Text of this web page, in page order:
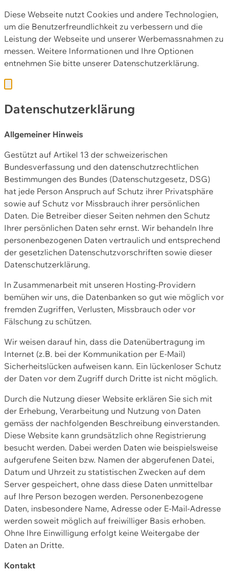
Diese Webseite nutzt Cookies und andere Technologien,
um die Benutzerfreundlichkeit zu verbessern und die
Leistung der Webseite und unserer Werbemassnahmen zu
messen. Weitere Informationen und Ihre Optionen
entnehmen Sie bitte unserer Datenschutzerklärung.
Datenschutzerklärung
Allgemeiner Hinweis
Gestützt auf Artikel 13 der schweizerischen
Bundesverfassung und den datenschutzrechtlichen
Bestimmungen des Bundes (Datenschutzgesetz, DSG)
hat jede Person Anspruch auf Schutz ihrer Privatsphäre
sowie auf Schutz vor Missbrauch ihrer persönlichen
Daten. Die Betreiber dieser Seiten nehmen den Schutz
Ihrer persönlichen Daten sehr ernst. Wir behandeln Ihre
personenbezogenen Daten vertraulich und entsprechend
der gesetzlichen Datenschutzvorschriften sowie dieser
Datenschutzerklärung.
In Zusammenarbeit mit unseren Hosting-Providern
bemühen wir uns, die Datenbanken so gut wie möglich vor
fremden Zugriffen, Verlusten, Missbrauch oder vor
Fälschung zu schützen.
Wir weisen darauf hin, dass die Datenübertragung im
Internet (z.B. bei der Kommunikation per E-Mail)
Sicherheitslücken aufweisen kann. Ein lückenloser Schutz
der Daten vor dem Zugriff durch Dritte ist nicht möglich.
Durch die Nutzung dieser Website erklären Sie sich mit
der Erhebung, Verarbeitung und Nutzung von Daten
gemäss der nachfolgenden Beschreibung einverstanden.
Diese Website kann grundsätzlich ohne Registrierung
besucht werden. Dabei werden Daten wie beispielsweise
aufgerufene Seiten bzw. Namen der abgerufenen Datei,
Datum und Uhrzeit zu statistischen Zwecken auf dem
Server gespeichert, ohne dass diese Daten unmittelbar
auf Ihre Person bezogen werden. Personenbezogene
Daten, insbesondere Name, Adresse oder E-Mail-Adresse
werden soweit möglich auf freiwilliger Basis erhoben.
Ohne Ihre Einwilligung erfolgt keine Weitergabe der
Daten an Dritte.
Kontakt